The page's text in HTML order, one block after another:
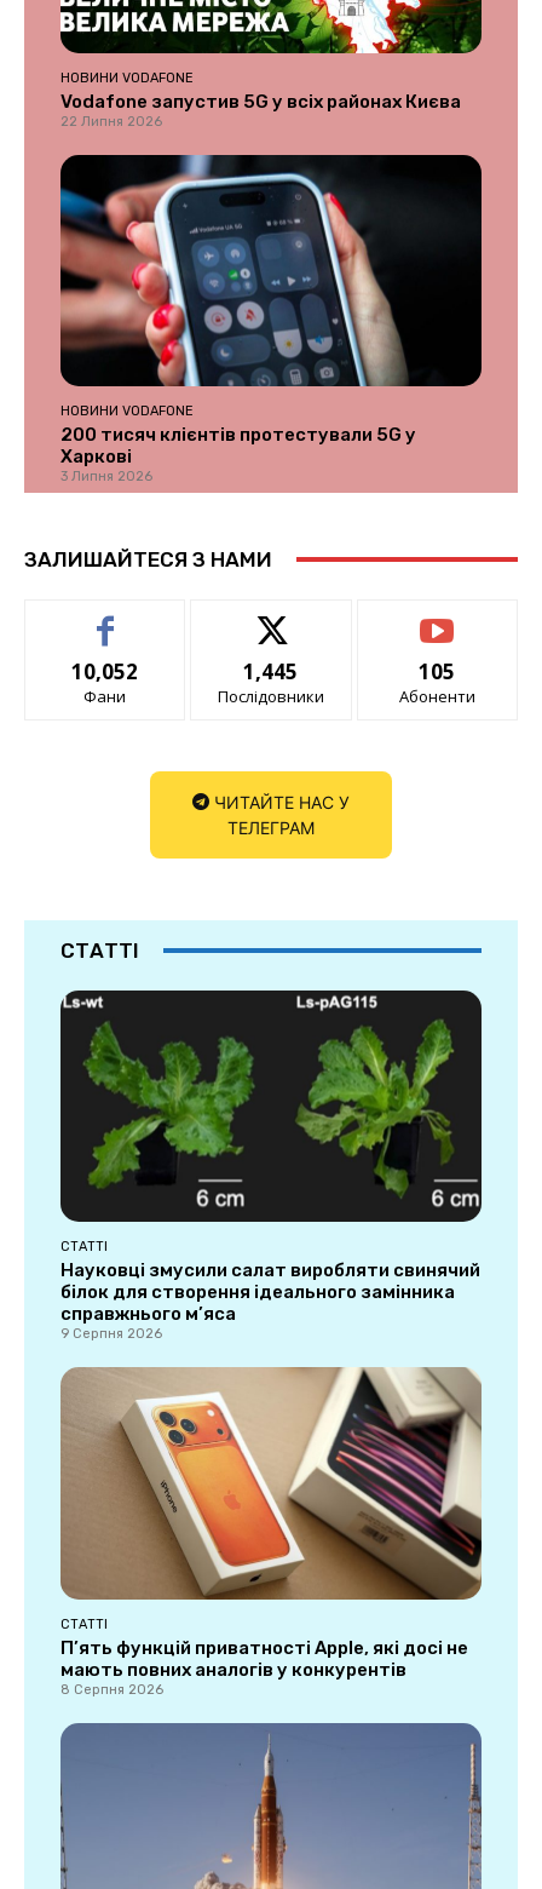
НОВИНИ VODAFONE
Vodafone запустив 5G у всіх районах Києва
22 Липня 2026
НОВИНИ VODAFONE
200 тисяч клієнтів протестували 5G у
Харкові
3 Липня 2026
ЗАЛИШАЙТЕСЯ З НАМИ
10,052
Фани
1,445
Послідовники
105
Абоненти
ЧИТАЙТЕ НАС У
ТЕЛЕГРАМ
СТАТТІ
СТАТТІ
Науковці змусили салат виробляти свинячий
білок для створення ідеального замінника
справжнього м’яса
9 Серпня 2026
СТАТТІ
П’ять функцій приватності Apple, які досі не
мають повних аналогів у конкурентів
8 Серпня 2026